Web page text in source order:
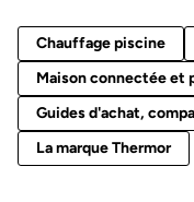
Chauffage piscine
Maison connectée et
Guides d'achat,
La marque Thermor